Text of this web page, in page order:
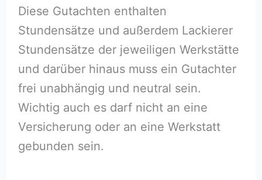
Diese Gutachten enthalten
Stundensätze und außerdem Lackierer
Stundensätze der jeweiligen Werkstätte
und darüber hinaus muss ein Gutachter
frei unabhängig und neutral sein.
Wichtig auch es darf nicht an eine
Versicherung oder an eine Werkstatt
gebunden sein.